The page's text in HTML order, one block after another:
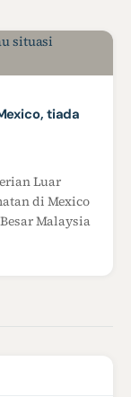
tiada
Luar
di Mexico
Malaysia